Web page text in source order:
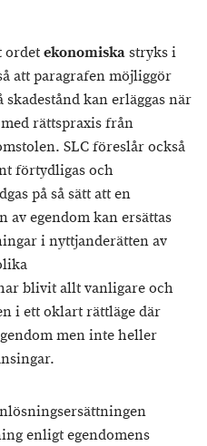
ordetekonomiskastryks i
att paragrafen möjliggör
kan erläggas när
rättspraxis från
SLC föreslår också
förtydligas och
på så sätt att en
av egendom kan ersättas
i nyttjanderätten av
blivit allt vanligare och
i ett oklart rättläge där
men inte heller
enligt egendomens